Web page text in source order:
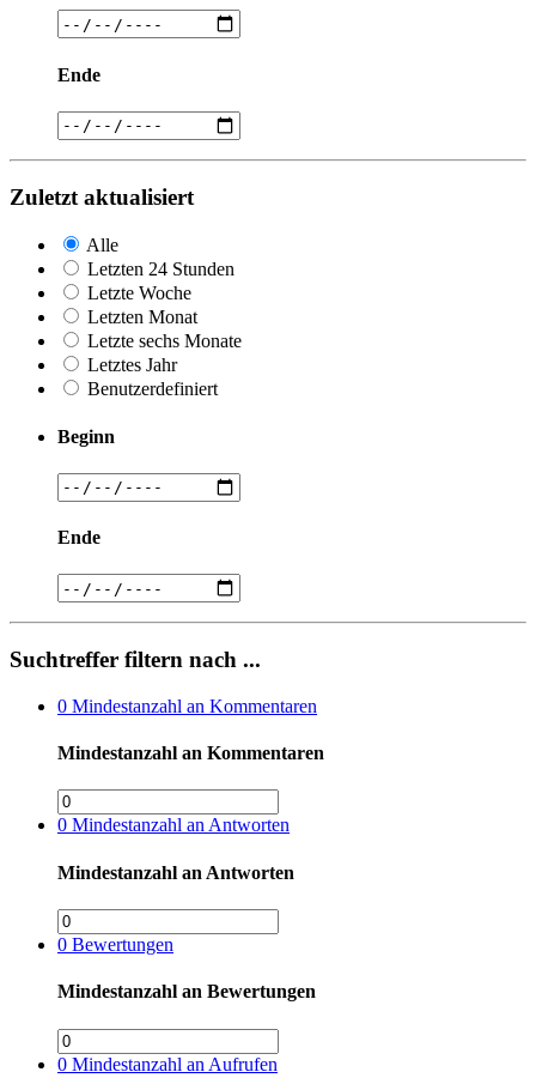
Ende
Zuletzt aktualisiert
Alle
Letzten 24 Stunden
Letzte Woche
Letzten Monat
Letzte sechs Monate
Letztes Jahr
Benutzerdefiniert
Beginn
Ende
Suchtreffer filtern nach ...
0 Mindestanzahl an Kommentaren
Mindestanzahl an Kommentaren
0 Mindestanzahl an Antworten
Mindestanzahl an Antworten
0 Bewertungen
Mindestanzahl an Bewertungen
0 Mindestanzahl an Aufrufen